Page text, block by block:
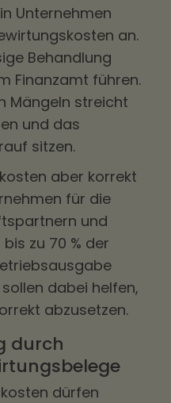
Unternehmen
an.
Behandlung
Finanzamt führen.
Mängeln streicht
und das
sitzen.
aber korrekt
für die
und
zu 70 % der
dabei helfen,
abzusetzen.
durch
dürfen